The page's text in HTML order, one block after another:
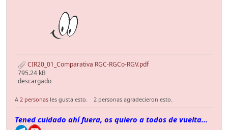
CIR20_01_Comparativa RGC-RGCo-RGV.pdf
795.24 kB
descargado
A 2 personas les gusta esto. 2 personas agradecieron esto.
Tened cuidado ahí fuera, os quiero a todos de vuelta...